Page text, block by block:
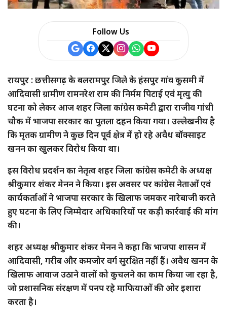
Follow Us
रायपुर : छत्तीसगढ़ के बलरामपुर जिले के हंसपुर गांव कुसमी में
आदिवासी ग्रामीण रामनरेश राम की निर्मम पिटाई एवं मृत्यु की
घटना को लेकर आज शहर जिला कांग्रेस कमेटी द्वारा राजीव गांधी
चौक में भाजपा सरकार का पुतला दहन किया गया। उल्लेखनीय है
कि मृतक ग्रामीण ने कुछ दिन पूर्व क्षेत्र में हो रहे अवैध बॉक्साइट
खनन का खुलकर विरोध किया था।
इस विरोध प्रदर्शन का नेतृत्व शहर जिला कांग्रेस कमेटी के अध्यक्ष
श्रीकुमार शंकर मेनन ने किया। इस अवसर पर कांग्रेस नेताओं एवं
कार्यकर्ताओं ने भाजपा सरकार के खिलाफ जमकर नारेबाजी करते
हुए घटना के लिए जिम्मेदार अधिकारियों पर कड़ी कार्रवाई की मांग
की।
शहर अध्यक्ष श्रीकुमार शंकर मेनन ने कहा कि भाजपा शासन में
आदिवासी, गरीब और कमजोर वर्ग सुरक्षित नहीं हैं। अवैध खनन के
खिलाफ आवाज उठाने वालों को कुचलने का काम किया जा रहा है,
जो प्रशासनिक संरक्षण में पनप रहे माफियाओं की ओर इशारा
करता है।